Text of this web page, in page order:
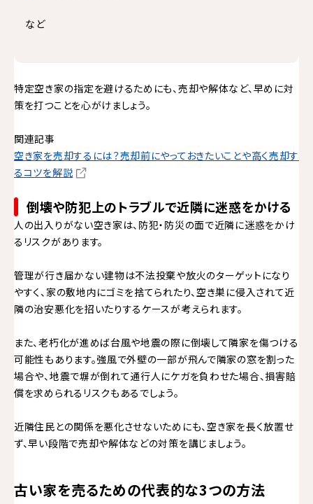
など
特定空き家の指定を避けるためにも、売却や解体など、早めに対
策を打つことを心がけましょう。
関連記事
空き家を売却するには？売却前にやっておきたいことや高く売却す
るコツを解説
倒壊や防犯上のトラブルで近隣に迷惑をかける
人の出入りがない空き家は、防犯・防災の面で近隣に迷惑をかけ
るリスクがあります。
管理が行き届かない建物は不法投棄や放火のターゲットになり
やすく、家の敷地内にゴミを捨てられたり、空き巣に侵入されて近
隣の治安悪化を招いたりするケースが考えられます。
また、老朽化が進めば台風や地震の際に倒壊して隣家を傷つける
可能性もあります。強風で外壁の一部が飛んで隣家の窓を割った
場合や、地震で塀が倒れて通行人にケガを負わせた場合、損害賠
償を求められるリスクもあるでしょう。
近隣住民との関係を悪化させないためにも、空き家を長く放置せ
ず、早い段階で売却や解体などの対策を講じましょう。
古い家を売るための代表的な3つの方法